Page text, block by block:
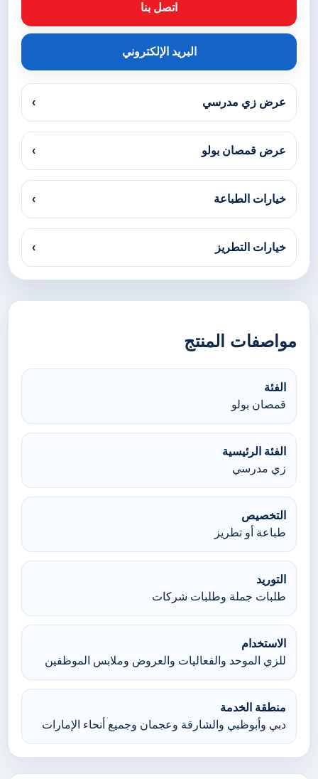
اتصل بنا
البريد الإلكتروني
عرض زي مدرسي ›
عرض قمصان بولو ›
خيارات الطباعة ›
خيارات التطريز ›
مواصفات المنتج
الفئة
قمصان بولو
الفئة الرئيسية
زي مدرسي
التخصيص
طباعة أو تطريز
التوريد
طلبات جملة وطلبات شركات
الاستخدام
للزي الموحد والفعاليات والعروض وملابس الموظفين
منطقة الخدمة
دبي وأبوظبي والشارقة وعجمان وجميع أنحاء الإمارات